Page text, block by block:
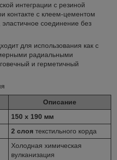
интеграции с резиной
контакте с клеем-цементом
соединение без
для использования как с
радиальными
и герметичный
Описание
150 х 190 мм
2 слоя текстильного корда
Холодная химическая
вулканизация